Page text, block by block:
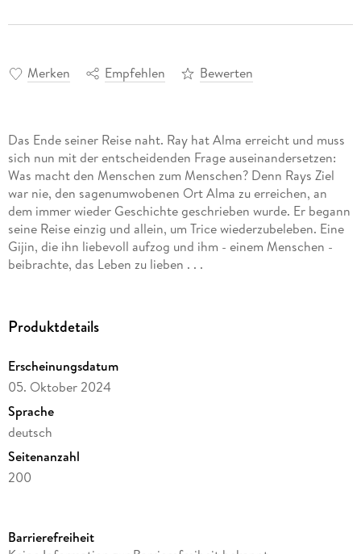
Merken Empfehlen Bewerten
Das Ende seiner Reise naht. Ray hat Alma erreicht und muss
sich nun mit der entscheidenden Frage auseinandersetzen:
Was macht den Menschen zum Menschen? Denn Rays Ziel
war nie, den sagenumwobenen Ort Alma zu erreichen, an
dem immer wieder Geschichte geschrieben wurde. Er begann
seine Reise einzig und allein, um Trice wiederzubeleben. Eine
Gijin, die ihn liebevoll aufzog und ihm - einem Menschen -
beibrachte, das Leben zu lieben . . .
Produktdetails
Erscheinungsdatum
05. Oktober 2024
Sprache
deutsch
Seitenanzahl
200
Autor/Autorin
Barrierefreiheit